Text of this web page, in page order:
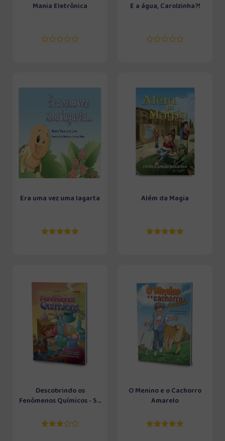
Mania Eletrônica E a água, Carolzinha?!
Era uma vez uma lagarta Além da Magia
Descobrindo os
Fenômenos Químicos - S...
O Menino e o Cachorro
Amarelo